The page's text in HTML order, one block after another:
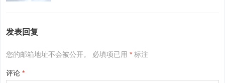
发表回复
您的邮箱地址不会被公开。 必填项已用* 标注
评论*